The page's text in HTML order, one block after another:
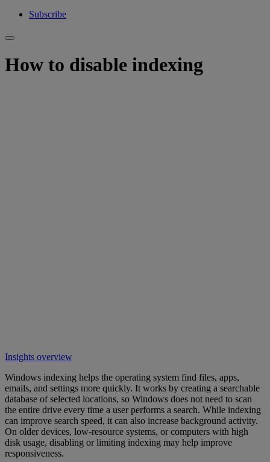
Subscribe
How to disable indexing
Insights overview
Windows indexing helps the operating system find files, apps,
emails, and settings more quickly. It works by creating a searchable
database of selected locations, so Windows does not need to scan
the entire drive every time a user performs a search. While indexing
can improve search speed, it can also increase background activity.
On older devices, low-resource systems, or computers with high
disk usage, disabling or limiting indexing may help improve
responsiveness.